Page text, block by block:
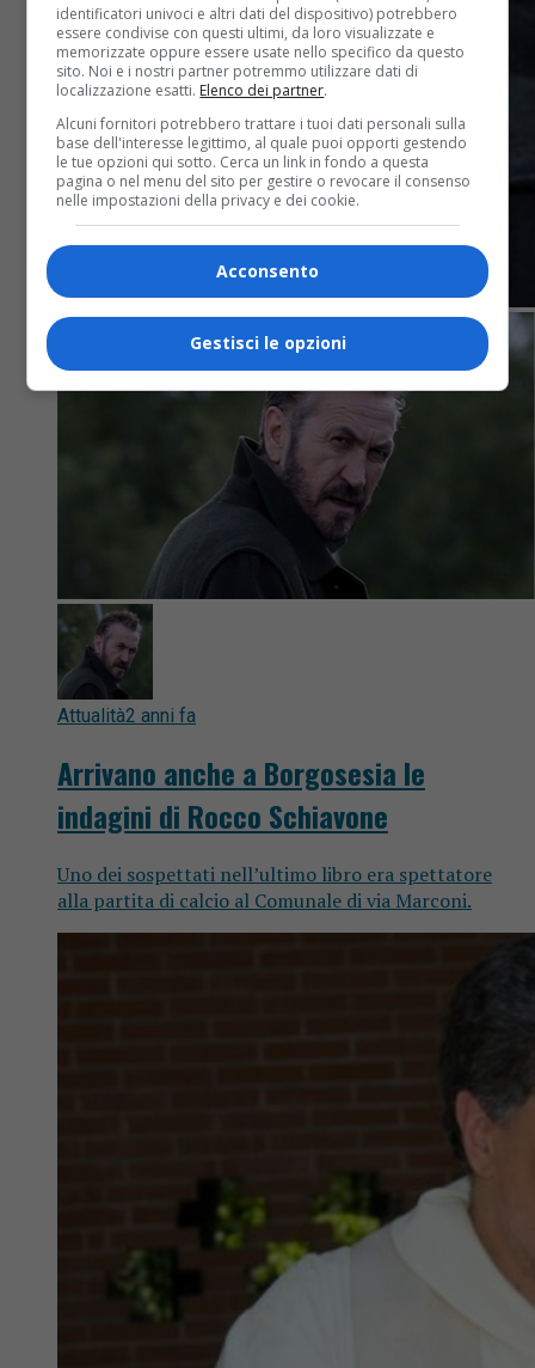
Attualità2 anni fa
Arrivano anche a Borgosesia le
indagini di Rocco Schiavone
Uno dei sospettati nell’ultimo libro era spettatore
alla partita di calcio al Comunale di via Marconi.
identificatori univoci e altri dati del dispositivo) potrebbero
essere condivise con questi ultimi, da loro visualizzate e
memorizzate oppure essere usate nello specifico da questo
sito. Noi e i nostri partner potremmo utilizzare dati di
localizzazione esatti. Elenco dei partner.
Alcuni fornitori potrebbero trattare i tuoi dati personali sulla
base dell'interesse legittimo, al quale puoi opporti gestendo
le tue opzioni qui sotto. Cerca un link in fondo a questa
pagina o nel menu del sito per gestire o revocare il consenso
nelle impostazioni della privacy e dei cookie.
Acconsento
Gestisci le opzioni